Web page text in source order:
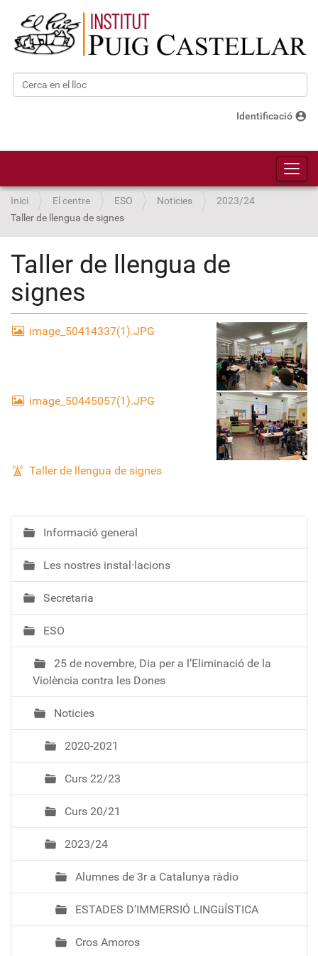
Cerca
Identificació account_circle
Inici El centre ESO Noticies
2023/24
Taller de llengua de signes
Taller de llengua de
signes
image_50414337(1).JPG
image_50445057(1).JPG
Taller de llengua de signes
N
a
v
e
g
a
c
Informació general
Les nostres instal·lacions
Secretaria
ESO
25 de novembre, Dia per a l’Eliminació de la
Violència contra les Dones
Noticies
2020-2021
Curs 22/23
Curs 20/21
2023/24
Alumnes de 3r a Catalunya ràdio
ESTADES D’IMMERSIÓ LINGüÍSTICA
Cros Amoros